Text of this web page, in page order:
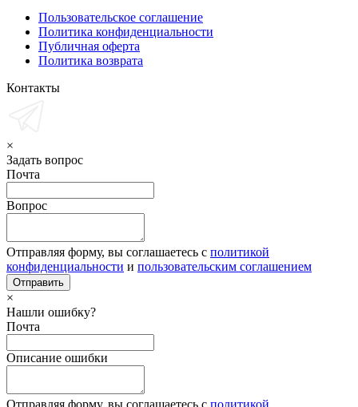
Пользовательское соглашение
Политика конфиденциальности
Публичная оферта
Политика возврата
Контакты
×
Задать вопрос
Почта
Вопрос
Отправляя форму, вы соглашаетесь с политикой
конфиденциальности и пользовательским соглашением
×
Нашли ошибку?
Почта
Описание ошибки
Отправляя форму, вы соглашаетесь с политикой